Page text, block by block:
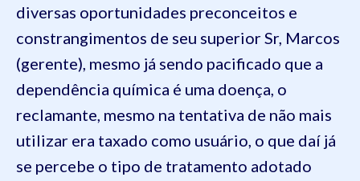
diversas oportunidades preconceitos e
constrangimentos de seu superior Sr, Marcos
(gerente), mesmo já sendo pacificado que a
dependência química é uma doença, o
reclamante, mesmo na tentativa de não mais
utilizar era taxado como usuário, o que daí já
se percebe o tipo de tratamento adotado